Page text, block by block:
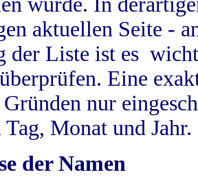
aktuellen Seite -
der Liste ist es
Eine
nur
Monat und Jahr.
der Namen